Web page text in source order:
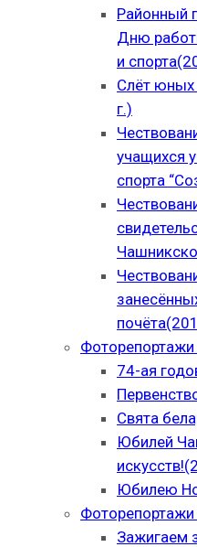
Районный
Дню
и
Слёт юных
г.)
учащихся
спорта
74-ая
Свята
Юбилей
Юбилею
Зажигаем